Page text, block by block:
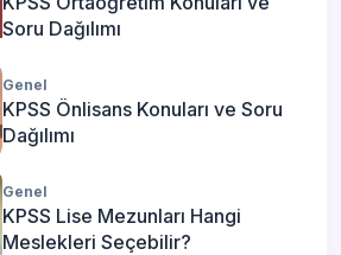
Soru Dağılımı
Genel
KPSS Önlisans Konuları ve Soru
Dağılımı
Genel
KPSS Lise Mezunları Hangi
Meslekleri Seçebilir?